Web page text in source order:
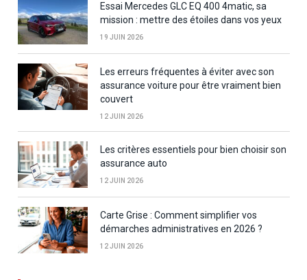
Essai Mercedes GLC EQ 400 4matic, sa
mission : mettre des étoiles dans vos yeux
19 JUIN 2026
Les erreurs fréquentes à éviter avec son
assurance voiture pour être vraiment bien
couvert
12 JUIN 2026
Les critères essentiels pour bien choisir son
assurance auto
12 JUIN 2026
Carte Grise : Comment simplifier vos
démarches administratives en 2026 ?
12 JUIN 2026